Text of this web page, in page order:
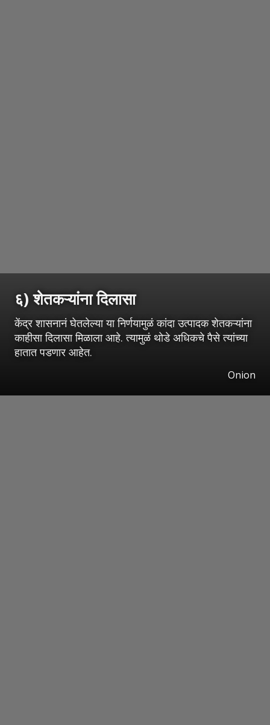
६) शेतकऱ्यांना दिलासा
केंद्र शासनानं घेतलेल्या या निर्णयामुळं कांदा उत्पादक शेतकऱ्यांना
काहीसा दिलासा मिळाला आहे. त्यामुळं थोडे अधिकचे पैसे त्यांच्या
हातात पडणार आहेत.
Onion